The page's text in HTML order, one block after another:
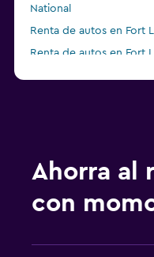
National
Renta de autos en Fort
Renta de autos en Fort
Ahorra al
con